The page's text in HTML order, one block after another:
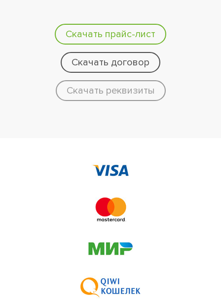
Скачать прайс-лист
Скачать договор
Скачать реквизиты